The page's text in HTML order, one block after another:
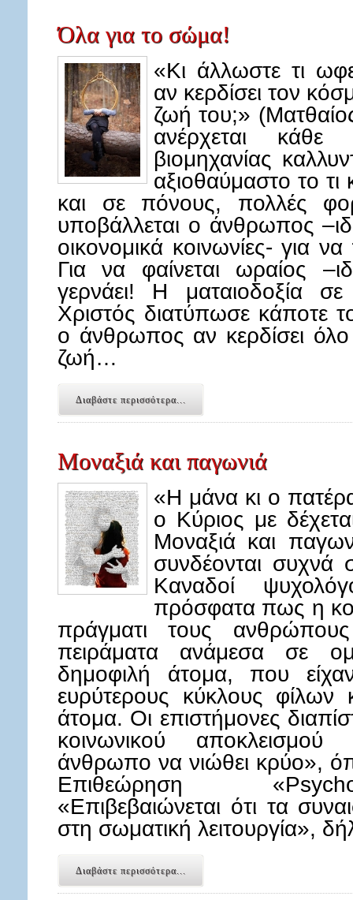
Όλα για το σώμα!
«Κι άλλωστε τι
αν κερδίσει τον
ζωή του;»
ανέρχεται
βιομηχανίας
αξιοθαύμαστο το
και σε πόνους, πολλές
υποβάλλεται ο άνθρωπος
οικονομικά κοινωνίες- για
Για να φαίνεται ωραίος
γερνάει! Η ματαιοδοξία
Χριστός διατύπωσε κάποτε
ο άνθρωπος αν κερδίσει
ζωή…
Διαβάστε περισσότερα...
Μοναξιά και παγωνιά
«Η μάνα κι ο
ο Κύριος με
Μοναξιά και
συνδέονται συχνά
Καναδοί
πρόσφατα πως η
πράγματι τους
πειράματα ανάμεσα σε
δημοφιλή άτομα, που
ευρύτερους κύκλους
άτομα. Οι επιστήμονες
κοινωνικού
άνθρωπο να νιώθει κρύο»,
Επιθεώρηση
«Επιβεβαιώνεται ότι τα
στη σωματική λειτουργία»,
Διαβάστε περισσότερα...